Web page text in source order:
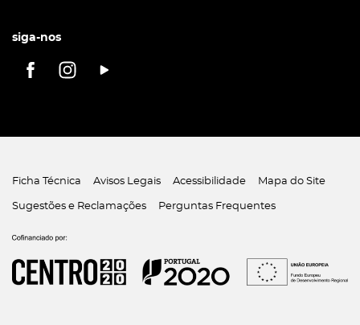
siga-nos
Ficha Técnica Avisos Legais Acessibilidade Mapa do Site
Sugestões e Reclamações Perguntas Frequentes